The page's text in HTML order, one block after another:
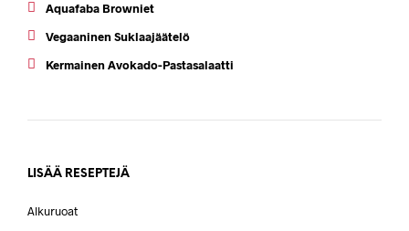
Aquafaba Browniet
Vegaaninen Suklaajäätelö
Kermainen Avokado-Pastasalaatti
LISÄÄ RESEPTEJÄ
Alkuruoat